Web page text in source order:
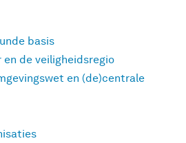
basis
de veiligheidsregio
en (de)centrale